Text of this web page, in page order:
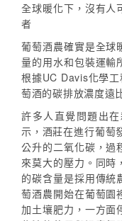
全球暖化下，沒有人
者
葡萄酒農確實是全球
量的用水和包裝運輸
根據UC Davis化學
萄酒的碳排放濃度遠
許多人直覺問題出
示，酒莊在進行葡萄
公升的二氧化碳，過
來莫大的壓力。同時
的碳含量是採用傳統
萄酒農開始在葡萄園
加土壤肥力，一方面